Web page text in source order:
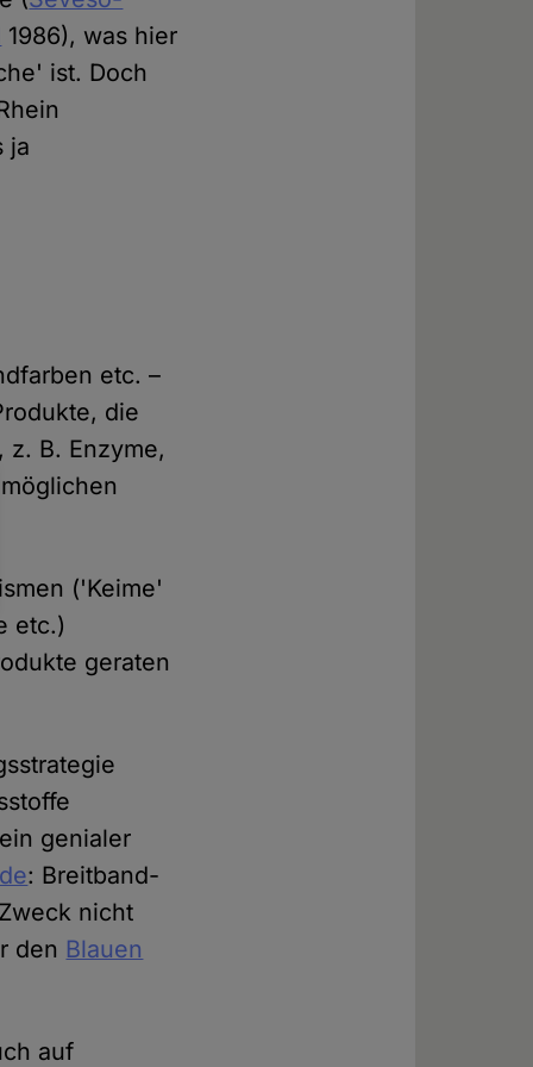
1986), was hier
ist. Doch
ja
etc. –
die
B. Enzyme,
('Keime'
etc.)
geraten
genialer
: Breitband-
nicht
den Blauen
auf